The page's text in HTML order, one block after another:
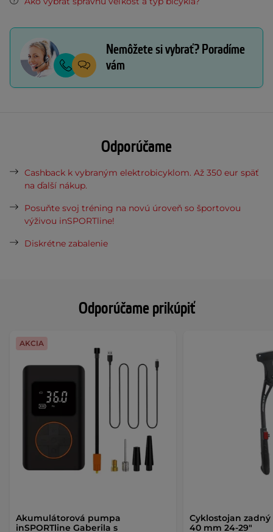
Odporúčame prikúpiť
Akumulátorová pumpa
inSPORTline Gaberila s
AKCIA
Cyklostojan
40 mm 24-29"
Nemôžete si vybrať? Poradíme
vám
Odporúčame
Cashback k vybraným elektrobicyklom. Až 350 eur späť
na ďalší nákup.
Posuňte svoj tréning na novú úroveň so športovou
výživou inSPORTline!
Diskrétne zabalenie